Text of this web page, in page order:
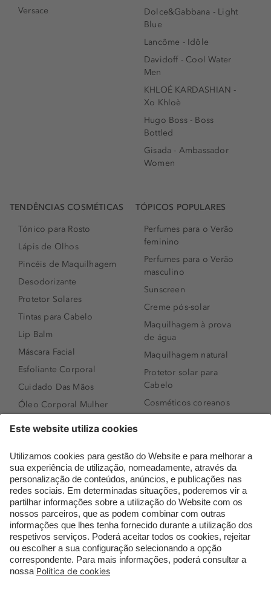
Versace
Dolce&Gabbana - Light
Blue
Lancôme - Idôle
Davidoff - Cool Water
Men
KHLOÉ KARDASHIAN -
Xo Khloè
Hugo Boss - Boss
Bottled
Gisada - Ambassador
Women
TENDÊNCIAS COSMÉTICAS
Tónico para Rosto
Lápis de Olhos
Pincéis de Maquilhagem
Desodorizante
Protetor Solares
Tintas para Cabelo
Lip Balm
Máscara Facial
Esfoliante Corporal
Cuidado Das Mãos
Óleo Corporal Mulher
Sérum de Rosto
Body mist & Spray
corporal
Produtos para Cabelo
Homem
Espuma de Limpeza
Facial
Dermocosmética
TÓPICOS POPULARES
Perfumes para o Verão
feminino
Perfumes para o Verão
masculino
Sunscreen
Creme pós-solar
Maquilhagem à prova
de água
Maquilhagem natural
Protetor solar para
Cabelo
Cosméticos coreanos
Perfumes árabes
Novidades
Melhores Perfumes
Femininos
TOP 10: Perfumes
Masculinos
Pestanas Postiças
Creme Rosto Homem